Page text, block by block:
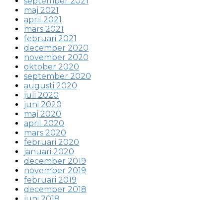
maj 2021
april 2021
mars 2021
februari 2021
december 2020
november 2020
oktober 2020
september 2020
augusti 2020
juli 2020
juni 2020
maj 2020
april 2020
mars 2020
februari 2020
januari 2020
december 2019
november 2019
februari 2019
december 2018